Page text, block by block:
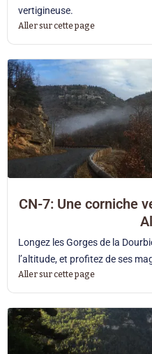
vertigineuse.
Aller sur cette page
CN-7: Une corniche
Longez les Gorges de la
l’altitude, et profitez de ses
Aller sur cette page